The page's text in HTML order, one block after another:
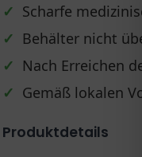
✓ Scharfe
✓ Behälter nicht
✓ Nach Erreichen
✓ Gemäß lokalen
Produktdetails